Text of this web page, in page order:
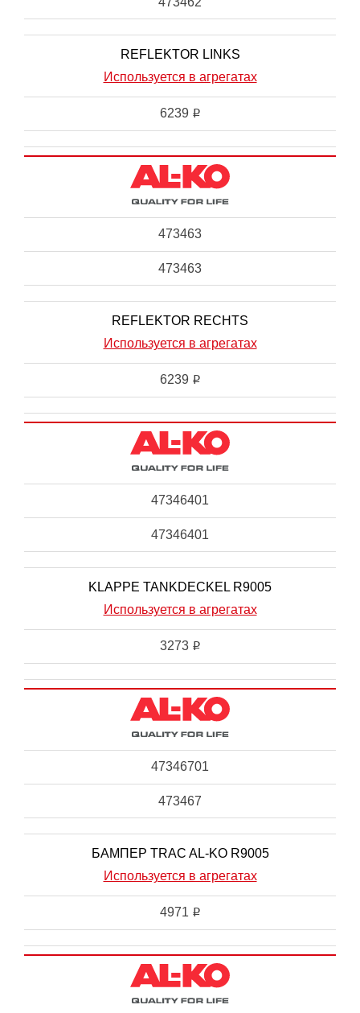
REFLEKTOR LINKS
Используется в агрегатах
6239 i
473463
473463
REFLEKTOR RECHTS
Используется в агрегатах
6239 i
47346401
47346401
KLAPPE TANKDECKEL R9005
Используется в агрегатах
3273 i
47346701
473467
БАМПЕР TRAC AL-KO R9005
Используется в агрегатах
4971 i